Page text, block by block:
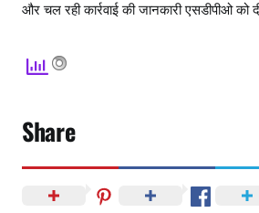
और चल रही कार्रवाई की जानकारी एसडीपीओ को
Share